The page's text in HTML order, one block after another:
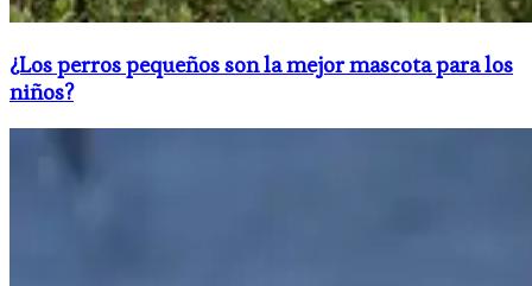
​¿Los perros pequeños son la mejor mascota para los
niños?